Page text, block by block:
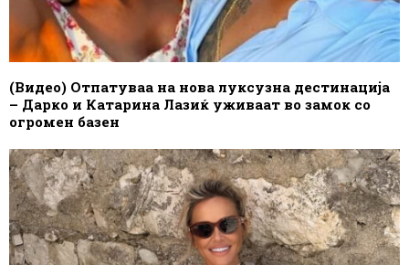
(Видео) Отпатуваа на нова луксузна дестинација
– Дарко и Катарина Лазиќ уживаат во замок со
огромен базен